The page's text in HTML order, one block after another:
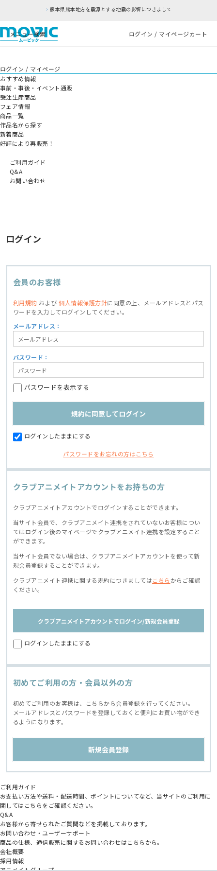
熊本県熊本地方を震源とする地震の影響につきまして
メニュー検索 ログイン / マイページカート
ログイン / マイページ
おすすめ情報
事前・事後・イベント通販
受注生産商品
フェア情報
商品一覧
作品名から探す
新着商品
好評により再販売！
ご利用ガイド
Q&A
お問い合わせ
ログイン
会員のお客様
利用規約 および個人情報保護方針に同意の上、
メールアドレスとパス
ワードを入力してログインしてください。
メールアドレス：
パスワード：
パスワードを表示する
ログインしたままにする
パスワードをお忘れの方はこちら
クラブアニメイトアカウントをお持ちの方
クラブアニメイトアカウントでログインすることができます。
当サイト会員で、クラブアニメイト連携をされていないお客様につい
てはログイン後のマイページでクラブアニメイト連携を設定すること
ができます。
当サイト会員でない場合は、クラブアニメイトアカウントを使って新
規会員登録することができます。
クラブアニメイト連携に関する規約につきましてはこちら からご確認
ください。
クラブアニメイトアカウントでログイン/新規会員登録
ログインしたままにする
初めてご利用の方・会員以外の方
初めてご利用のお客様は、こちらから会員登録を行ってください。
メールアドレスとパスワードを登録しておくと便利にお買い物ができ
るようになります。
ご利用ガイド
お支払い方法や送料・配送時間、ポイントについてなど、当サイトのご利用に
関してはこちらをご確認ください。
Q&A
お客様から寄せられたご質問などを掲載しております。
お問い合わせ・ユーザーサポート
商品の仕様、通信販売に関するお問い合わせはこちらから。
会社概要
採用情報